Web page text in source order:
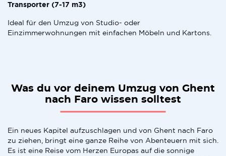
Transporter (7-17 m3)
Ideal für den Umzug von Studio- oder
Einzimmerwohnungen mit einfachen Möbeln und Kartons.
Was du vor deinem Umzug von Ghent
nach Faro wissen solltest
Ein neues Kapitel aufzuschlagen und von Ghent nach Faro
zu ziehen, bringt eine ganze Reihe von Abenteuern mit sich.
Es ist eine Reise vom Herzen Europas auf die sonnige